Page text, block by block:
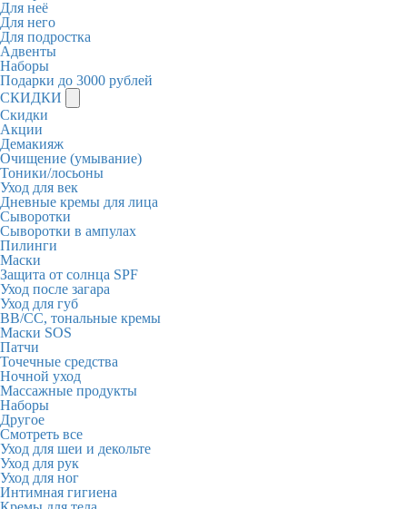
Для неё
Для него
Для подростка
Адвенты
Наборы
Подарки до 3000 рублей
СКИДКИ
Скидки
Акции
Демакияж
Очищение (умывание)
Тоники/лосьоны
Уход для век
Дневные кремы для лица
Сыворотки
Сыворотки в ампулах
Пилинги
Маски
Защита от солнца SPF
Уход после загара
Уход для губ
BB/CC, тональные кремы
Маски SOS
Патчи
Точечные средства
Ночной уход
Массажные продукты
Наборы
Другое
Смотреть все
Уход для шеи и декольте
Уход для рук
Уход для ног
Интимная гигиена